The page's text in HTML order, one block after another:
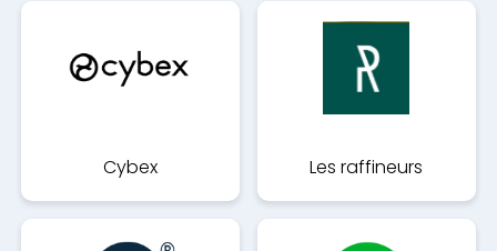
Cybex Les raffineurs